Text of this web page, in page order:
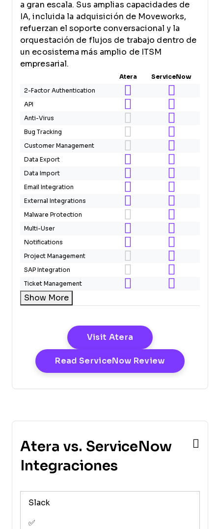
a gran escala. Sus amplias capacidades de
IA, incluida la adquisición de Moveworks,
refuerzan el soporte conversacional y la
orquestación de flujos de trabajo dentro de
un ecosistema más amplio de ITSM
empresarial.
Atera
ServiceNow
2-Factor Authentication
API
Anti-Virus
Bug Tracking
Customer Management
Data Export
Data Import
Email Integration
External Integrations
Malware Protection
Multi-User
Notifications
Project Management
SAP Integration
Ticket Management
Show More
Visit Atera Opens New Window
Read ServiceNow ReviewOpens New
Atera vs. ServiceNow
Integraciones
Slack
✅